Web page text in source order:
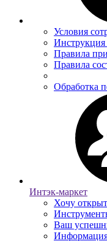
Условия
Правила
Правила
Обработка
Интэк-маркет
Хочу
Ваш